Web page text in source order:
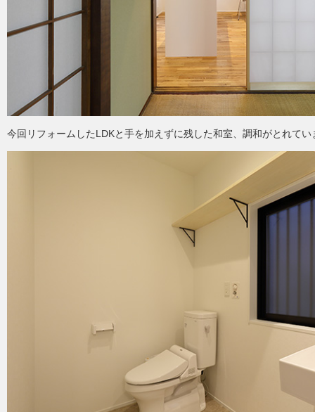
今回リフォームしたLDKと手を加えずに残した和室、調和がとれてい